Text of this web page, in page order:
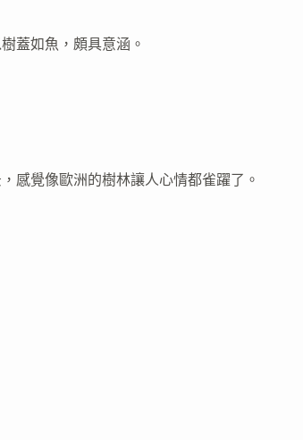
蓋如魚，頗具意涵。
感覺像歐洲的樹林讓人心情都雀躍了。